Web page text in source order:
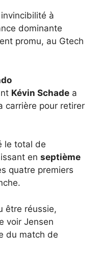
à
dominante
promu, au Gtech
Kévin Schade a
carrière pour retirer
le total de
en septième
quatre premiers
être réussie,
voir Jensen
du match de